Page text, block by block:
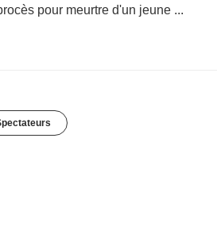
pour meurtre d'un jeune ...